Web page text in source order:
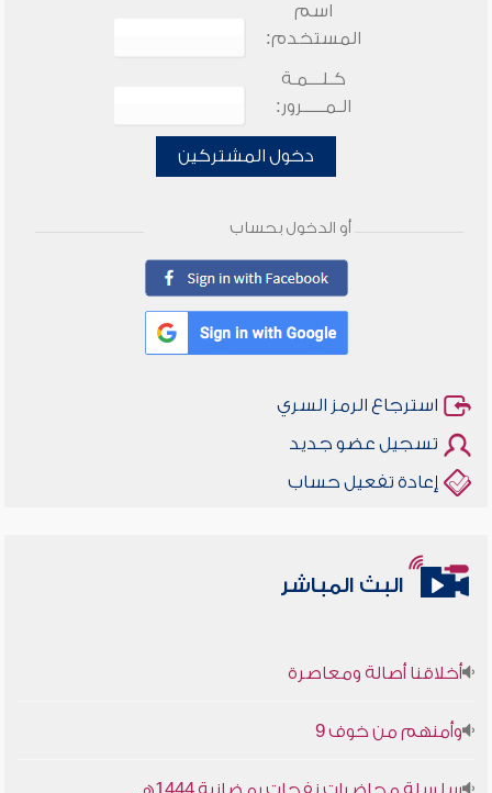
اسم
المستخدم:
كـلـــمـة
الـمـــــرور:
دخول المشتركين
أو الدخول بحساب
استرجاع الرمز السري
تسجيل عضو جديد
إعادة تفعيل حساب
البث المباشر
أخلاقنا أصالة ومعاصرة
وأمنهم من خوف 9
سلسلة محاضرات نفحات رمضانية 1444هـ